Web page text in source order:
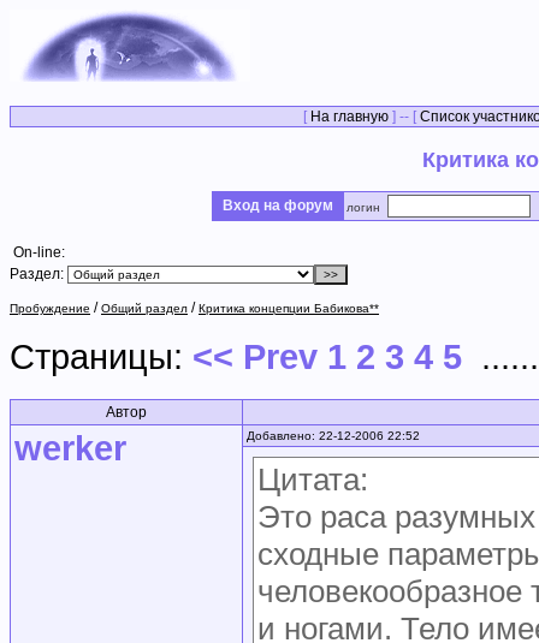
[ На главную] -- [ Список
Критика
Вход на форум логин
On-line:
Раздел:
Пробуждение /Общий раздел /Критика концепции Бабикова**
Страницы: << Prev 1 2 3 4 5
Автор
werker Добавлено: 22-12-2006 22:52
Цитата:
Это раса
сходные
и ногами. Тело